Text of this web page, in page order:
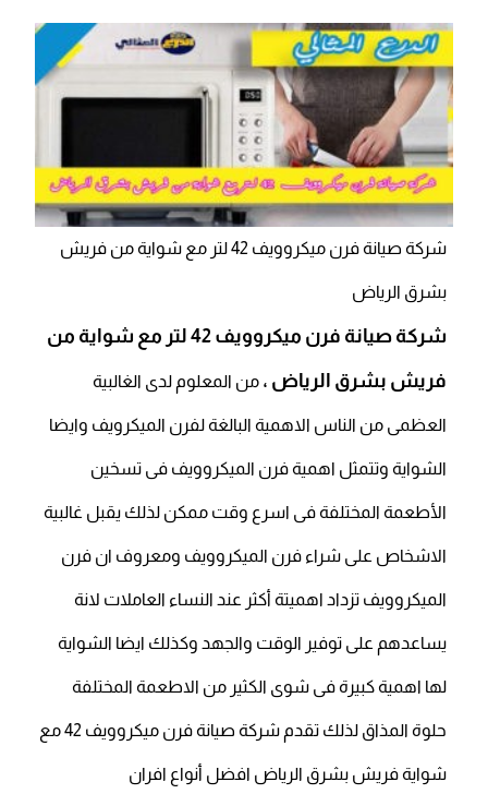
شركة صيانة فرن ميكروويف 42 لتر مع شواية من فريش
بشرق الرياض
شركة صيانة فرن ميكروويف 42 لتر مع شواية من
فريش بشرق الرياض ،من المعلوم لدى الغالبية
العظمى من الناس الاهمية البالغة لفرن الميكرويف وايضا
الشواية وتتمثل اهمية فرن الميكروويف فى تسخين
الأطعمة المختلفة فى اسرع وقت ممكن لذلك يقبل غالبية
الاشخاص على شراء فرن الميكروويف ومعروف ان فرن
الميكروويف تزداد اهميتة أكثر عند النساء العاملات لانة
يساعدهم على توفير الوقت والجهد وكذلك ايضا الشواية
لها اهمية كبيرة فى شوى الكثير من الاطعمة المختلفة
حلوة المذاق لذلك تقدم شركة صيانة فرن ميكروويف 42 مع
شواية فريش بشرق الرياض افضل أنواع افران